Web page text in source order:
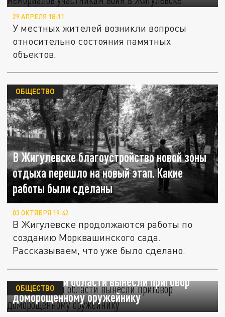
29 АПРЕЛЯ 18:11
У местных жителей возникли вопросы
относительно состояния памятных
объектов.
В Жигулевске благоустройство новой зоны
отдыха перешло на новый этап. Какие
работы были сделаны
ОБЩЕСТВО
03 ОКТЯБРЯ 19:42
В Жигулевске продолжаются работы по
созданию Морквашинского сада.
Рассказываем, что уже было сделано.
В Самарской области вынесли приговор
доморощенному оружейнику
ОБЩЕСТВО